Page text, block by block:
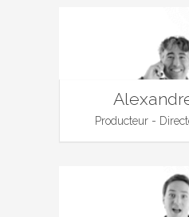
Producteur -